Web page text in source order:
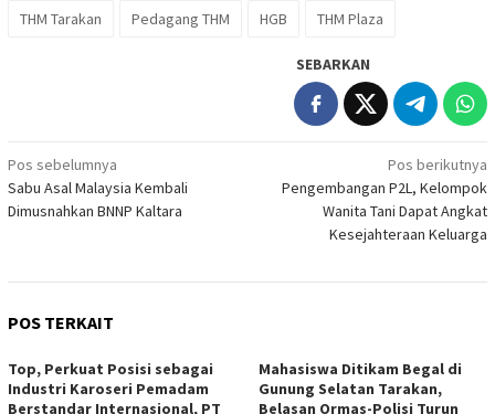
THM Tarakan Pedagang THM HGB THM Plaza
SEBARKAN
Navigasi
pos
Pos sebelumnya
Sabu Asal Malaysia Kembali
Dimusnahkan BNNP Kaltara
Pos berikutnya
Pengembangan P2L, Kelompok
Wanita Tani Dapat Angkat
Kesejahteraan Keluarga
POS TERKAIT
Top, Perkuat Posisi sebagai
Industri Karoseri Pemadam
Berstandar Internasional, PT
Mahasiswa Ditikam Begal di
Gunung Selatan Tarakan,
Belasan Ormas-Polisi Turun